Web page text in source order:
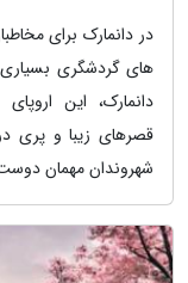
در دانمارک برای
های گردشگری
دانمارک، این
قصرهای زیبا و پری
شهروندان مهمان